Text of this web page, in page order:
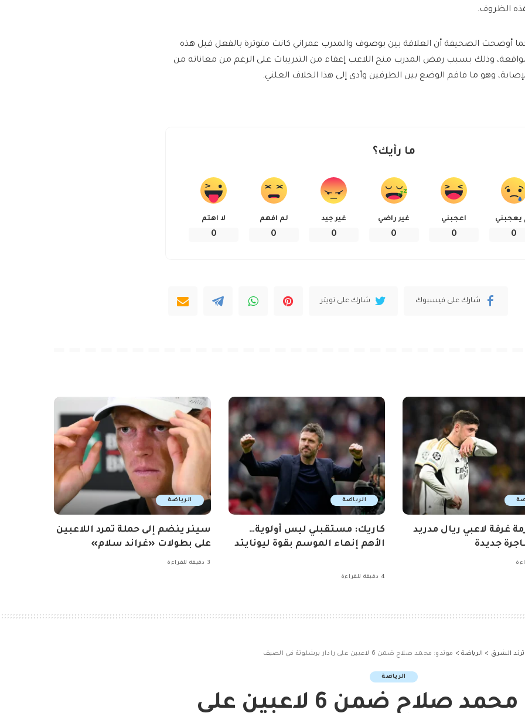
الظروف.
أوضحت الصحيفة أن العلاقة بين بوصوف والمدرب عمراني كانت متوترة بالفعل قبل هذه
وذلك بسبب رفض المدرب منح اللاعب إعفاء من التدريبات على الرغم من معاناته من
وهو ما فاقم الوضع بين الطرفين وأدى إلى هذا الخلاف العلني.
ما رأيك؟
يعجبني
0
اعجبني
0
غير راضي
0
غير جيد
0
لم افهم
0
لا اهتم
0
شارك على فيسبوك شارك على تويتر
غرفة لاعبي ريال مدريد
جديدة
الرياضة
كاريك: مستقبلي ليس أولوية…
الأهم إنهاء الموسم بقوة ليونايتد
4 دقيقة للقراءة
الرياضة
سينر ينضم إلى حملة تمرد اللاعبين
على بطولات «غراند سلام»
3 دقيقة للقراءة
ترند الشرق > الرياضة> موندو: محمد صلاح ضمن 6 لاعبين على رادار برشلونة في الصيف
الرياضة
موندو: محمد صلاح ضمن 6 لاعبين على